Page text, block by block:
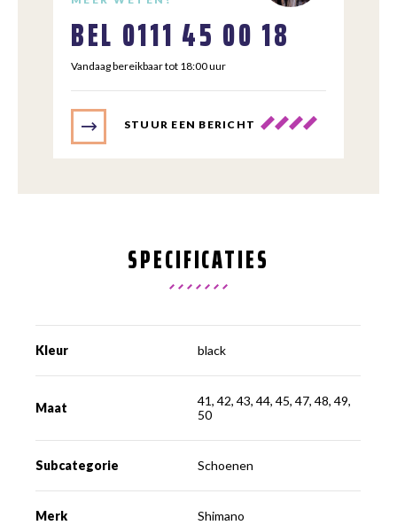
BEL 0111 45 00 18
Vandaag bereikbaar tot 18:00 uur
STUUR EEN BERICHT
SPECIFICATIES
Kleur black
Maat
41, 42, 43, 44, 45, 47, 48, 49,
50
Subcategorie Schoenen
Merk Shimano